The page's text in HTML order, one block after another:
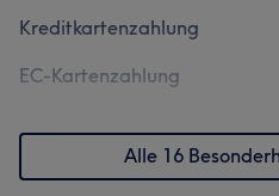
Kreditkartenzahlung
EC-Kartenzahlung
Alle 16